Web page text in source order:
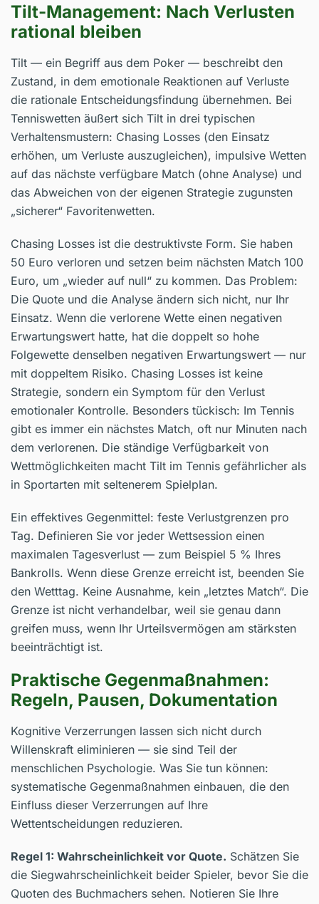
Tilt-Management: Nach Verlusten
rational bleiben
Tilt — ein Begriff aus dem Poker — beschreibt den
Zustand, in dem emotionale Reaktionen auf Verluste
die rationale Entscheidungsfindung übernehmen. Bei
Tenniswetten äußert sich Tilt in drei typischen
Verhaltensmustern: Chasing Losses (den Einsatz
erhöhen, um Verluste auszugleichen), impulsive Wetten
auf das nächste verfügbare Match (ohne Analyse) und
das Abweichen von der eigenen Strategie zugunsten
„sicherer“ Favoritenwetten.
Chasing Losses ist die destruktivste Form. Sie haben
50 Euro verloren und setzen beim nächsten Match 100
Euro, um „wieder auf null“ zu kommen. Das Problem:
Die Quote und die Analyse ändern sich nicht, nur Ihr
Einsatz. Wenn die verlorene Wette einen negativen
Erwartungswert hatte, hat die doppelt so hohe
Folgewette denselben negativen Erwartungswert — nur
mit doppeltem Risiko. Chasing Losses ist keine
Strategie, sondern ein Symptom für den Verlust
emotionaler Kontrolle. Besonders tückisch: Im Tennis
gibt es immer ein nächstes Match, oft nur Minuten nach
dem verlorenen. Die ständige Verfügbarkeit von
Wettmöglichkeiten macht Tilt im Tennis gefährlicher als
in Sportarten mit seltenerem Spielplan.
Ein effektives Gegenmittel: feste Verlustgrenzen pro
Tag. Definieren Sie vor jeder Wettsession einen
maximalen Tagesverlust — zum Beispiel 5 % Ihres
Bankrolls. Wenn diese Grenze erreicht ist, beenden Sie
den Wetttag. Keine Ausnahme, kein „letztes Match“. Die
Grenze ist nicht verhandelbar, weil sie genau dann
greifen muss, wenn Ihr Urteilsvermögen am stärksten
beeinträchtigt ist.
Praktische Gegenmaßnahmen:
Regeln, Pausen, Dokumentation
Kognitive Verzerrungen lassen sich nicht durch
Willenskraft eliminieren — sie sind Teil der
menschlichen Psychologie. Was Sie tun können:
systematische Gegenmaßnahmen einbauen, die den
Einfluss dieser Verzerrungen auf Ihre
Wettentscheidungen reduzieren.
Regel 1: Wahrscheinlichkeit vor Quote. Schätzen Sie
die Siegwahrscheinlichkeit beider Spieler, bevor Sie die
Quoten des Buchmachers sehen. Notieren Sie Ihre